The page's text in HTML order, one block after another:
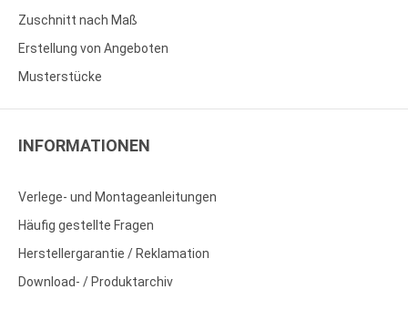
Zuschnitt nach Maß
Erstellung von Angeboten
Musterstücke
INFORMATIONEN
Verlege- und Montageanleitungen
Häufig gestellte Fragen
Herstellergarantie / Reklamation
Download- / Produktarchiv